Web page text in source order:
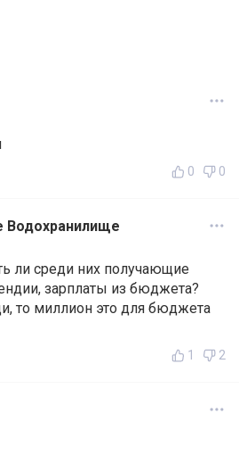
0 0
Водохранилище
ли среди них получающие
зарплаты из бюджета?
то миллион это для бюджета
1 2